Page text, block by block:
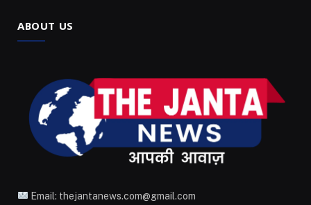
ABOUT US
Email: thejantanews.com@gmail.com